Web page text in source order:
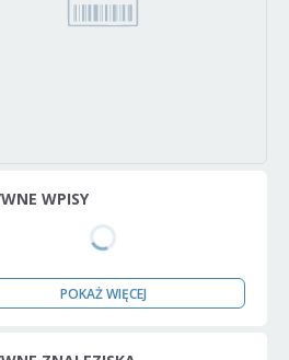
WPISY
POKAŻ WIĘCEJ